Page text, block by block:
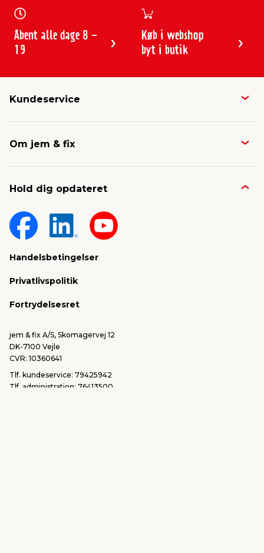
Åbent alle dage 8 -
19
Køb i webshop
byt i butik
Kundeservice
Avisen
Fragt & levering
Om jem & fix
Nyheder & presse
Om jem & fix
Sponsorater & projekter
Hold dig opdateret
Handelsbetingelser
Privatlivspolitik
Fortrydelsesret
jem & fix A/S, Skomagervej 12
DK-7100 Vejle
CVR: 10360641
Tlf. kundeservice: 79425942
Tlf. administration: 76413500